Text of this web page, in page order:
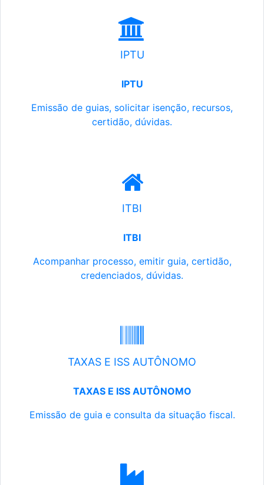
IPTU
IPTU
Emissão de guias, solicitar isenção, recursos,
certidão, dúvidas.
ITBI
ITBI
Acompanhar processo, emitir guia, certidão,
credenciados, dúvidas.
TAXAS E ISS AUTÔNOMO
TAXAS E ISS AUTÔNOMO
Emissão de guia e consulta da situação fiscal.